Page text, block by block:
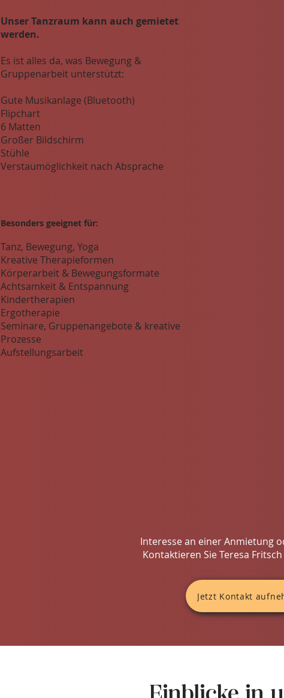
Unser Tanzraum kann auch gemietet
werden.
Es ist alles da, was Bewegung &
Gruppenarbeit unterstützt:
Gute Musikanlage (Bluetooth)
Flipchart
6 Matten
Großer Bildschirm
Stühle
Verstaumöglichkeit nach Absprache
Besonders geeignet für:
Tanz, Bewegung, Yoga
Kreative Therapieformen
Körperarbeit & Bewegungsformate
Achtsamkeit & Entspannung
Kindertherapien
Ergotherapie
Seminare, Gruppenangebote & kreative
Prozesse
Aufstellungsarbeit
Interesse an einer Anmietung
Kontaktieren Sie Teresa
Jetzt Kontakt